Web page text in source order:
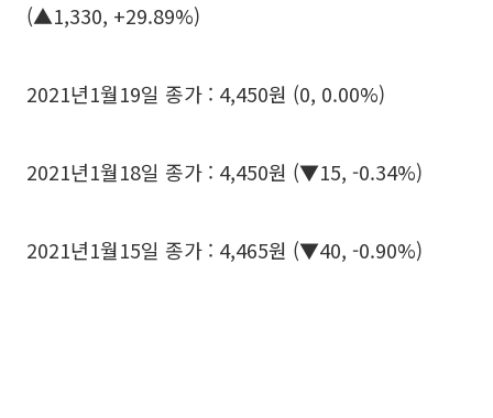
(▲1,330, +29.89%)
2021년1월19일 종가 : 4,450원 (0, 0.00%)
2021년1월18일 종가 : 4,450원 (▼15, -0.34%)
2021년1월15일 종가 : 4,465원 (▼40, -0.90%)